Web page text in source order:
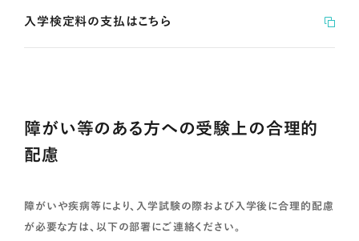
入学検定料の支払はこちら
障がい等のある方への受験上の合理的
配慮
障がいや疾病等により、入学試験の際および入学後に合理的配慮
が必要な方は、以下の部署にご連絡ください。